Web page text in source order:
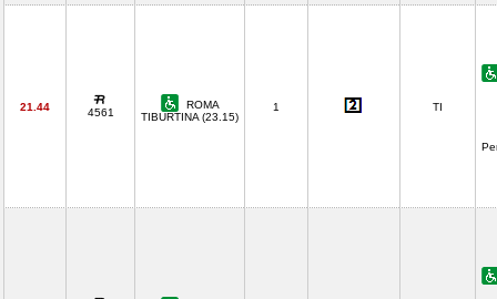
21.44 4561
ROMA
TIBURTINA (23.15)
1 TI